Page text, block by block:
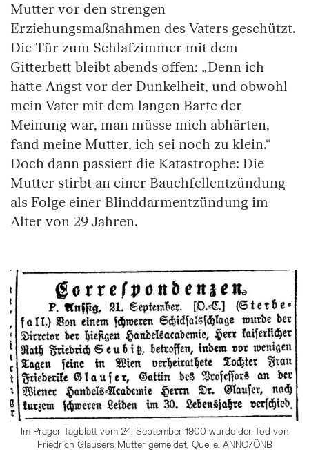
Mutter vor den strengen
Erziehungsmaßnahmen des Vaters geschützt.
Die Tür zum Schlafzimmer mit dem
Gitterbett bleibt abends offen: „Denn ich
hatte Angst vor der Dunkelheit, und obwohl
mein Vater mit dem langen Barte der
Meinung war, man müsse mich abhärten,
fand meine Mutter, ich sei noch zu klein.“
Doch dann passiert die Katastrophe: Die
Mutter stirbt an einer Bauchfellentzündung
als Folge einer Blinddarmentzündung im
Alter von 29 Jahren.
Im Prager Tagblatt vom 24. September 1900 wurde der Tod von
Friedrich Glausers Mutter gemeldet, Quelle: ANNO/ÖNB